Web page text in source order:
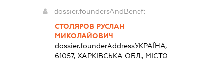
dossier.foundersAndBenef:
СТОЛЯРОВ РУСЛАН
МИКОЛАЙОВИЧ
dossier.founderAddressУКРАЇНА,
61057, ХАРКІВСЬКА ОБЛ., МІСТО